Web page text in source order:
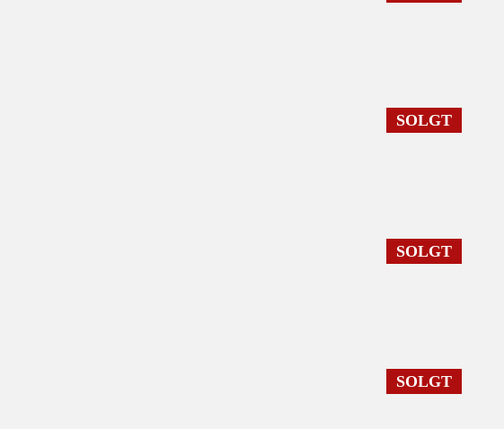
SOLGT
SOLGT
SOLGT